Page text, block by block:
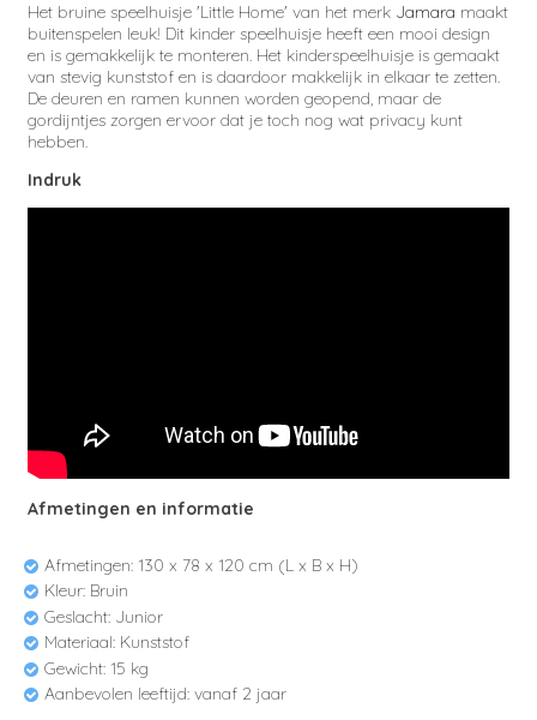
Het bruine speelhuisje 'Little Home' van het merk Jamara maakt
buitenspelen leuk! Dit kinder speelhuisje heeft een mooi design
en is gemakkelijk te monteren. Het kinderspeelhuisje is gemaakt
van stevig kunststof en is daardoor makkelijk in elkaar te zetten.
De deuren en ramen kunnen worden geopend, maar de
gordijntjes zorgen ervoor dat je toch nog wat privacy kunt
hebben.
Indruk
Afmetingen en informatie
Afmetingen: 130 x 78 x 120 cm (L x B x H)
Kleur: Bruin
Geslacht: Junior
Materiaal: Kunststof
Gewicht: 15 kg
Aanbevolen leeftijd: vanaf 2 jaar